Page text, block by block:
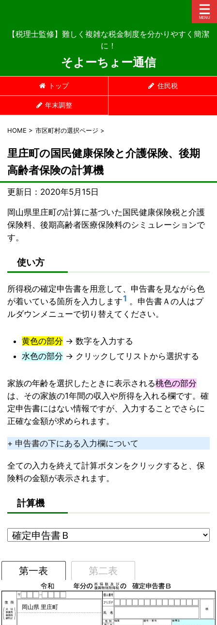
【税理士監修】難しく複雑な税金制度を分かりやすく簡潔
に！
そよーちょー通信
トップ 住民税
年末調整
HOME > 市区町村の選択ページ >
里庄町の国民健康保険と介護保険、後期
高齢者保険の計算機
更新日： 2020年5月15日
岡山県里庄町の計算に基づいた国民健康保険税と介護
保険料、後期高齢者医療保険料のシミュレーションで
す。
使い方
所得税の確定申告書を用意して、申告書を見ながら色
が着いている箇所を入力します1 。申告書Ａの人はプ
ルダウンメニューで切り替えてください。
黄色の部分 → 数字を入力する
水色の部分 → クリックしてリストから選択する
家族の年齢を選択したときに表示される桃色の部分
は、その家族の1年間の収入や所得を入れる欄です。確
定申告書にはない情報ですが、入力することでさらに
正確な金額が求められます。
+ 申告書の下にある入力欄について
全ての入力を終えて計算ボタンをクリックすると、保
険料の金額が表示されます。
計算機